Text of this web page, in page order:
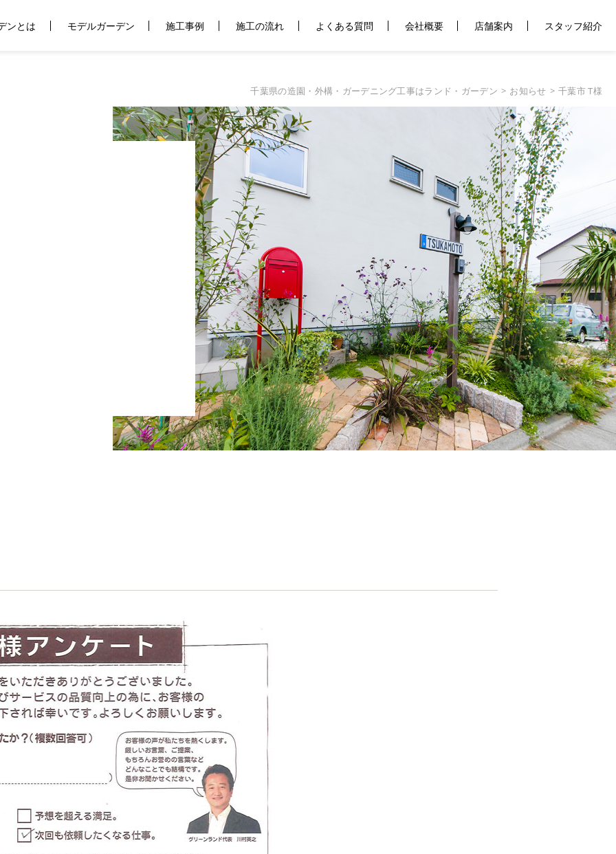
ンとは モデルガーデン 施工事例 施工の流れ よくある質問 会社概要 店舗案内 スタッフ紹介
千葉県の造園・外構・ガーデニング工事はランド・ガーデン お知らせ 千葉市 T様